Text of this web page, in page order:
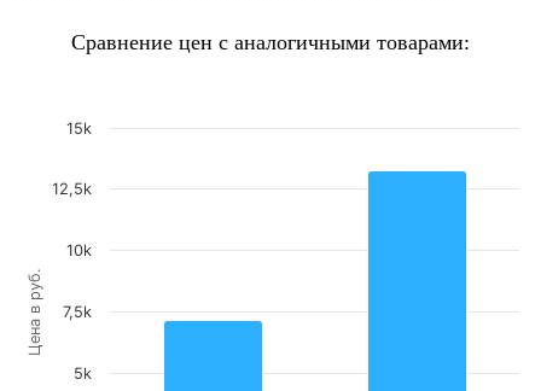
Сравнение цен с аналогичными товарами:
Цена в руб.
5k
7,5k
10k
12,5k
15k